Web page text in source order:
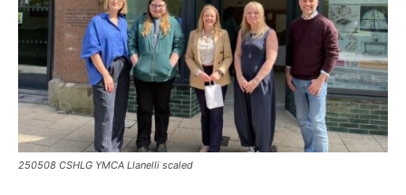
250508 CSHLG YMCA Llanelli scaled